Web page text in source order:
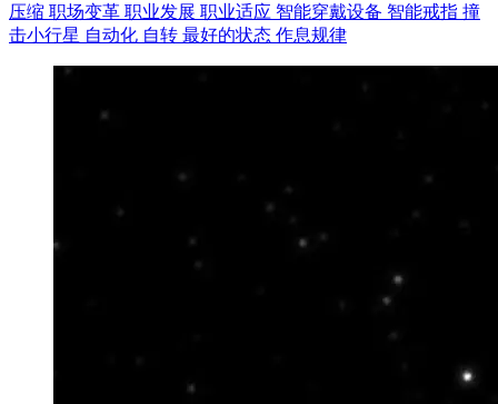
压缩 职场变革 职业发展 职业适应 智能穿戴设备 智能戒指 撞
击小行星 自动化 自转 最好的状态 作息规律